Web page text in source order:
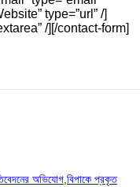
type=”url” /]
/][/contact-form]
অভিযোগ,বিপাকে প্রকৃত